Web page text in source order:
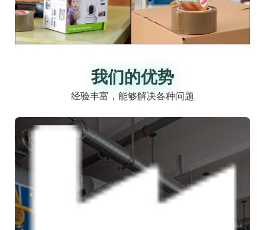
我们的优势
我们的优势
经验丰富，能够解决各种问题